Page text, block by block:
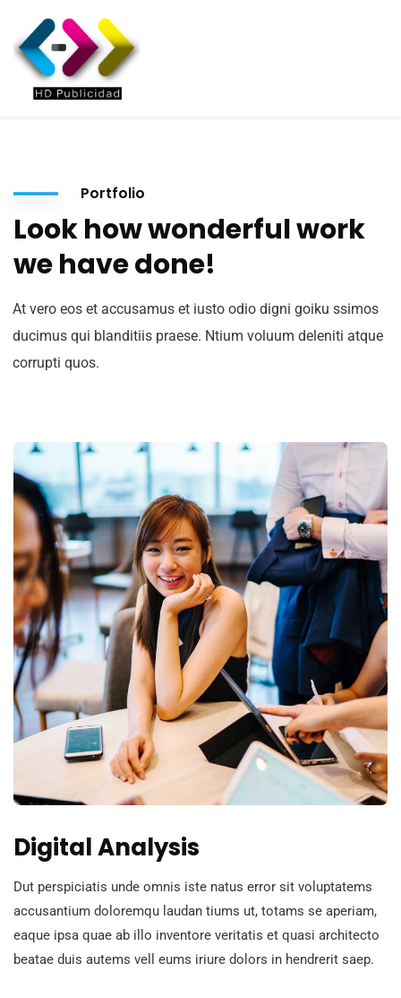
Portfolio
Look how wonderful work
we have done!
At vero eos et accusamus et iusto odio digni goiku ssimos
ducimus qui blanditiis praese. Ntium voluum deleniti atque
corrupti quos.
Digital Analysis
Dut perspiciatis unde omnis iste natus error sit voluptatems
accusantium doloremqu laudan tiums ut, totams se aperiam,
eaque ipsa quae ab illo inventore veritatis et quasi architecto
beatae duis autems vell eums iriure dolors in hendrerit saep.